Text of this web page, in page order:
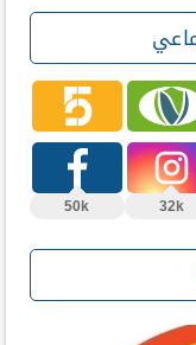
32k
50k